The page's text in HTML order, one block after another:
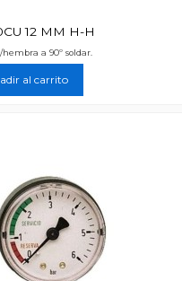
12 MM H-H
a 90º soldar.
al carrito